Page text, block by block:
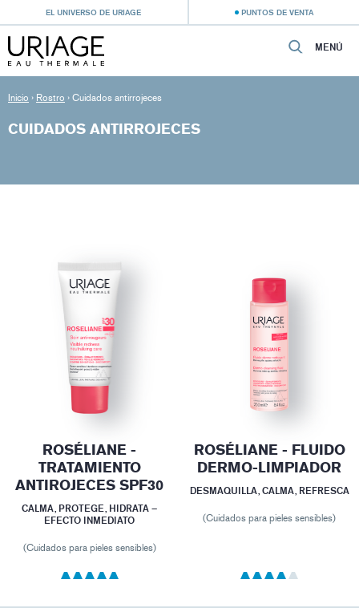
EL UNIVERSO DE URIAGE PUNTOS DE VENTA
MENÚ
Inicio › Rostro › Cuidados antirrojeces
CUIDADOS ANTIRROJECES
ROSÉLIANE -
TRATAMIENTO
ANTIROJECES SPF30
CALMA, PROTEGE, HIDRATA –
EFECTO INMEDIATO
(Cuidados para pieles sensibles)
ROSÉLIANE - FLUIDO
DERMO-LIMPIADOR
DESMAQUILLA, CALMA, REFRESCA
(Cuidados para pieles sensibles)